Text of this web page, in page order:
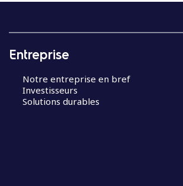
Entreprise
Notre entreprise en bref
Investisseurs
Solutions durables